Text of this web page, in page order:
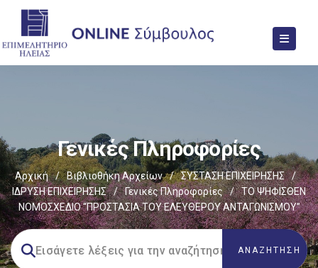
Γενικές Πληροφορίες
Αρχική / Βιβλιοθήκη Αρχείων / ΣΥΣΤΑΣΗ ΕΠΙΧΕΙΡΗΣΗΣ
/
ΙΔΡΥΣΗ ΕΠΙΧΕΙΡΗΣΗΣ
/ Γενικές Πληροφορίες /
ΤΟ ΨΗΦΙΣΘΕΝ
ΝΟΜΟΣΧΕΔΙΟ “ΠΡΟΣΤΑΣΙΑ ΤΟΥ ΕΛΕΥΘΕΡΟΥ ΑΝΤΑΓΩΝΙΣΜΟΥ”